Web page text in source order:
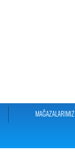
MAĞAZALARIMIZ